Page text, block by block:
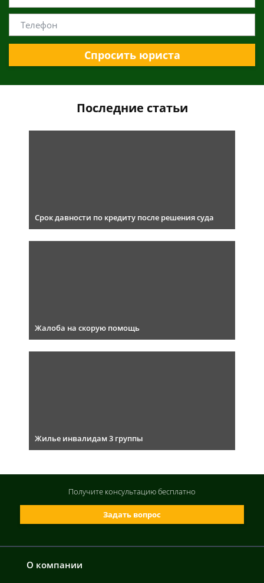
Спросить юриста
Последние статьи
Срок давности по кредиту после решения суда
Жалоба на скорую помощь
Жилье инвалидам 3 группы
О компании
Задать вопрос
Получите консультациюбесплатно